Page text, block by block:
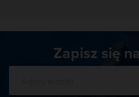
Zapisz się